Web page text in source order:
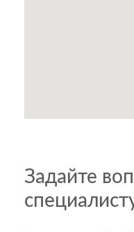
Задайте